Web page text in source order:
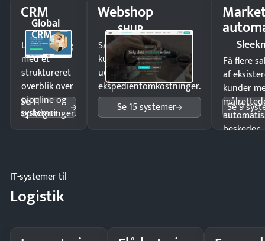
CRM
Global
CRM
Luk flere salg
med et
struktureret
overblik over
pipeline og
opfølgninger.
Se 11
systemer
Webshop
SHUP
Sælg produkter 24/7 til
kunder i hele landet
uden
ekspedientomkostninger.
Se 15 systemer
Få flere
af
kunder
beskeder.
Se 9
IT-systemer til
Logistik